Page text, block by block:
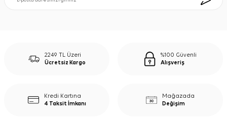
2249 TL Üzeri
Ücretsiz Kargo
%100 Güvenli
Alışveriş
Kredi Kartına
4 Taksit İmkanı
Mağazada
Değişim